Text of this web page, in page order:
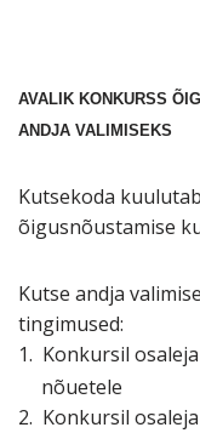
AVALIK KONKURSS
ANDJA VALIMISEKS
Kutsekoda
õigusnõustamise
Kutse andja
tingimused:
1. Konkursil
nõuetele
2. Konkursil